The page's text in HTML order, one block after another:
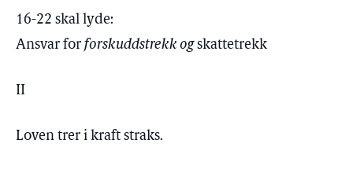
16-22 skal lyde:
Ansvar for forskuddstrekk ogskattetrekk
II
Loven trer i kraft straks.